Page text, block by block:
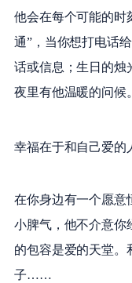
他会在每个可能的时
通”，当你想打电话
话或信息；生日的烛
夜里有他温暖的问候。
幸福在于和自己爱的
在你身边有一个愿意
小脾气，他不介意你
的包容是爱的天堂。
子……